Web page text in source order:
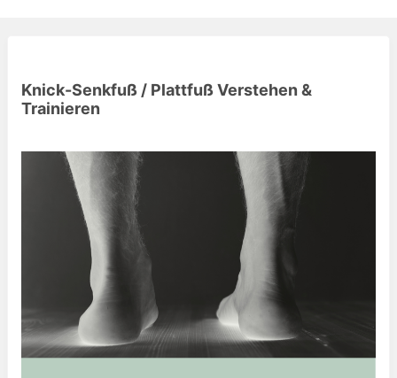
Knick-Senkfuß / Plattfuß Verstehen &
Trainieren